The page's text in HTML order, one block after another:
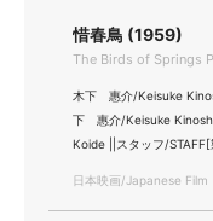
惜春鳥 (1959)
The Birds of Springs
木下 惠介/Keisuke
下 惠介/Keisuke
Koide ||スタッフ/STAFF[
日本映画/Japanese Film